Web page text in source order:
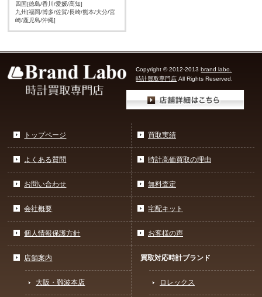
四国[徳島/香川/愛媛/高知]
九州[福岡/博多/佐賀/長崎/熊本/大分/宮
崎/鹿児島/沖縄]
Copyright © 2012-2013brand labo.
時計買取専門店 All Rights Reserved.
トップページ
よくある質問
お問い合わせ
会社概要
個人情報保護方針
買取実績
時計高価買取の理由
無料査定
宅配キット
お客様の声
店舗案内
大阪・難波本店
買取対応時計ブランド
ロレックス